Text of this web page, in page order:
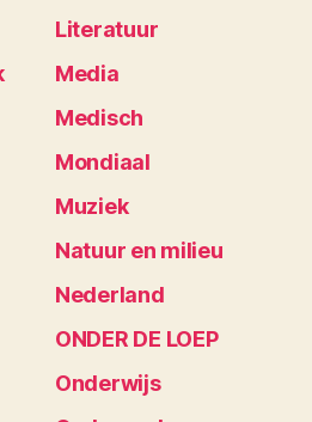
Literatuur
Media
Medisch
Mondiaal
Muziek
Natuur en milieu
Nederland
ONDER DE LOEP
Onderwijs